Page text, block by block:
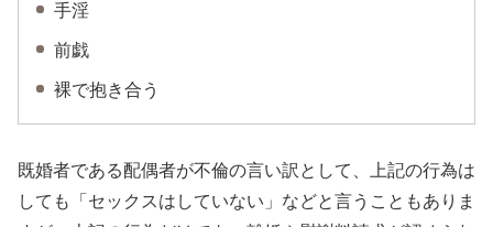
手淫
前戯
裸で抱き合う
既婚者である配偶者が不倫の言い訳として、上記の行為は
しても「セックスはしていない」などと言うこともありま